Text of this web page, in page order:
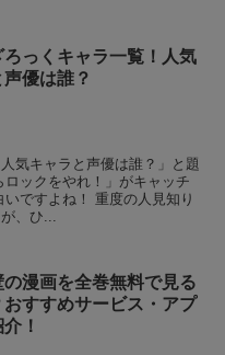
ろっくキャラ一覧！人気
優は誰？
気キャラと声優は誰？」と題
ックをやれ！」がキャッチ
ですよね！ 重度の人見知り
、ひ...
の漫画を全巻無料で見る
おすすめサービス・アプ
！